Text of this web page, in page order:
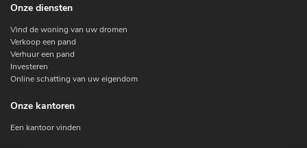
Onze diensten
Vind de woning van uw dromen
Verkoop een pand
Verhuur een pand
Investeren
Online schatting van uw eigendom
Onze kantoren
Een kantoor vinden